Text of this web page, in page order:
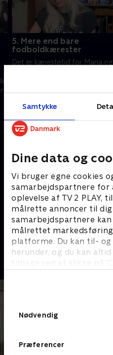
Samtykke
Dine data og
Vi bruger egne cookies
samarbejdspartnere for
oplevelse af TV 2 PLAY,
målrette annoncer til
samarbejdspartnere
målrettet markedsføring
platforme. Du kan til-
herunder, og du kan
tilbage ved at klikke på
Nødvendig
Præferencer
5. Mere end bare
fodboldkærester
Det er kærestetid for Maria og
udskiftes.
24. juni 2019 • 24 min
Andre så også
Pigerne
Reality • 1 sæsoner